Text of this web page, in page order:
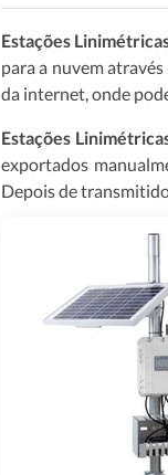
Estações
para a nuvem
da internet, onde
Estações
exportados
Depois de